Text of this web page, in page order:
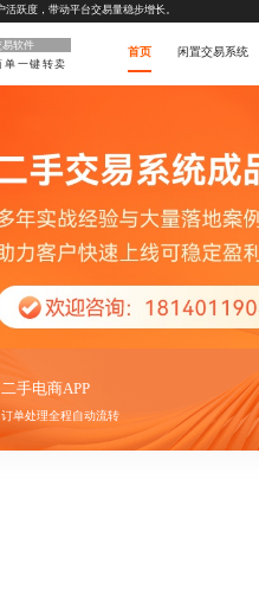
跃度，带动平台交易量稳步增长。
易软件
单一键转卖
首页 闲置交易系统
二手电商APP
订单处理全程自动流转